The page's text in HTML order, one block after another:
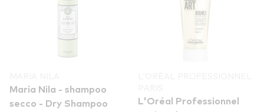
Maria Nila - shampoo
secco - Dry Shampoo
L'Oréal Professionnel